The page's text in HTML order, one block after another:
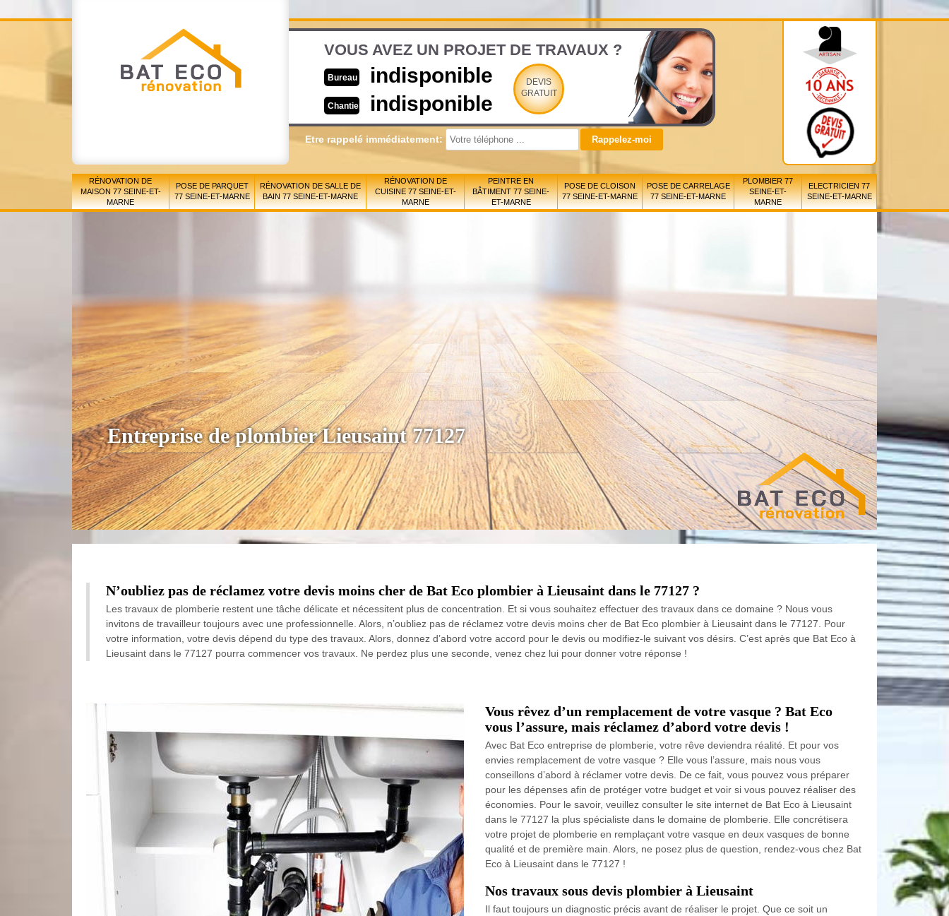
VOUS AVEZ UN PROJET DE TRAVAUX ?
Bureau indisponible
Chantier indisponible
DEVIS
GRATUIT
Etre rappelé immédiatement:
RÉNOVATION DE
MAISON 77 SEINE-ET-
MARNE
POSE DE PARQUET
77 SEINE-ET-MARNE
RÉNOVATION DE SALLE DE
BAIN 77 SEINE-ET-MARNE
RÉNOVATION DE
CUISINE 77 SEINE-ET-
MARNE
PEINTRE EN
BÂTIMENT 77 SEINE-
ET-MARNE
POSE DE CLOISON
77 SEINE-ET-MARNE
POSE DE CARRELAGE
77 SEINE-ET-MARNE
PLOMBIER 77
SEINE-ET-
MARNE
ELECTRICIEN 77
SEINE-ET-MARNE
Entreprise de plombier Lieusaint 77127
N’oubliez pas de réclamez votre devis moins cher de Bat Eco plombier à Lieusaint dans le 77127 ?
Les travaux de plomberie restent une tâche délicate et nécessitent plus de concentration. Et si vous souhaitez effectuer des travaux dans ce domaine ? Nous vous
invitons de travailleur toujours avec une professionnelle. Alors, n’oubliez pas de réclamez votre devis moins cher de Bat Eco plombier à Lieusaint dans le 77127. Pour
votre information, votre devis dépend du type des travaux. Alors, donnez d’abord votre accord pour le devis ou modifiez-le suivant vos désirs. C’est après que Bat Eco à
Lieusaint dans le 77127 pourra commencer vos travaux. Ne perdez plus une seconde, venez chez lui pour donner votre réponse !
Vous rêvez d’un remplacement de votre vasque ? Bat Eco
vous l’assure, mais réclamez d’abord votre devis !
Avec Bat Eco entreprise de plomberie, votre rêve deviendra réalité. Et pour vos
envies remplacement de votre vasque ? Elle vous l’assure, mais nous vous
conseillons d’abord à réclamer votre devis. De ce fait, vous pouvez vous préparer
pour les dépenses afin de protéger votre budget et voir si vous pouvez réaliser des
économies. Pour le savoir, veuillez consulter le site internet de Bat Eco à Lieusaint
dans le 77127 la plus spécialiste dans le domaine de plomberie. Elle concrétisera
votre projet de plomberie en remplaçant votre vasque en deux vasques de bonne
qualité et de première main. Alors, ne posez plus de question, rendez-vous chez Bat
Eco à Lieusaint dans le 77127 !
Nos travaux sous devis plombier à Lieusaint
Il faut toujours un diagnostic précis avant de réaliser le projet. Que ce soit un